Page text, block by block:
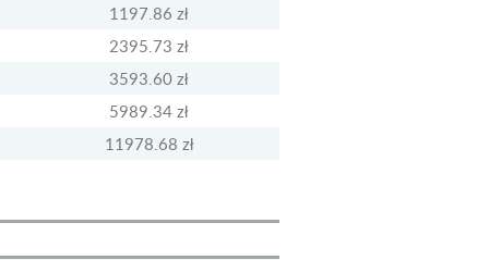
1197.86 zł
2395.73 zł
3593.60 zł
5989.34 zł
11978.68 zł